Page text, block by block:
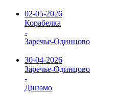
02-05-2026
Корабелка
-
Заречье-Одинцово
30-04-2026
Заречье-Одинцово
-
Динамо